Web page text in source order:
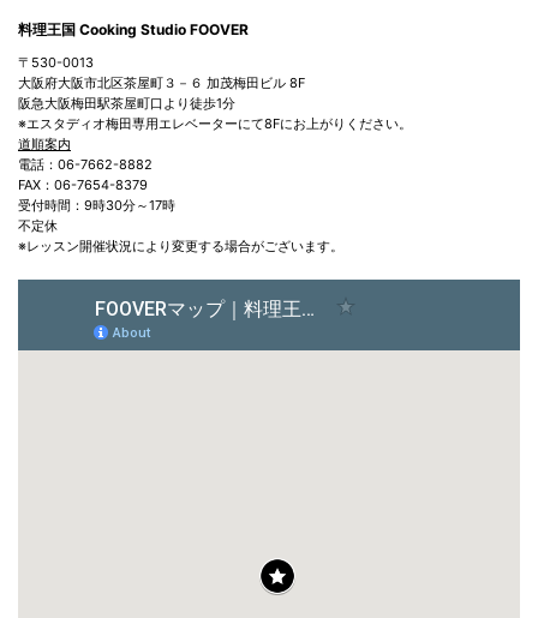
料理王国 Cooking Studio FOOVER
〒530-0013
大阪府大阪市北区茶屋町３－６ 加茂梅田ビル 8F
阪急大阪梅田駅茶屋町口より徒歩1分
※エスタディオ梅田専用エレベーターにて8Fにお上がりください。
道順案内
電話：06-7662-8882
FAX：06-7654-8379
受付時間：9時30分～17時
不定休
※レッスン開催状況により変更する場合がございます。